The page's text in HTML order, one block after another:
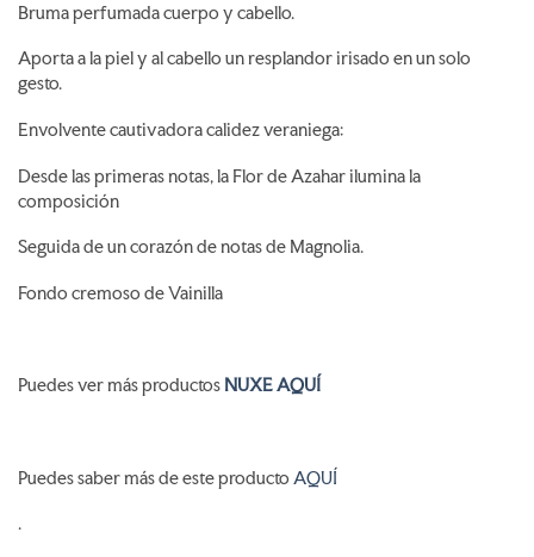
Bruma perfumada cuerpo y cabello.
Aporta a la piel y al cabello un resplandor irisado en un solo
gesto.
Envolvente cautivadora calidez veraniega:
Desde las primeras notas, la Flor de Azahar ilumina la
composición
Seguida de un corazón de notas de Magnolia.
Fondo cremoso de Vainilla
Puedes ver más productos NUXE AQUÍ
Puedes saber más de este producto AQUÍ
.